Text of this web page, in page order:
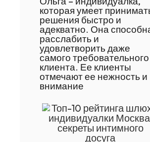
которая умеет
решения быстро и
адекватно. Она
расслабить и
удовлетворить даже
самого требовательного
клиента. Ее клиенты
отмечают ее нежность и
внимание